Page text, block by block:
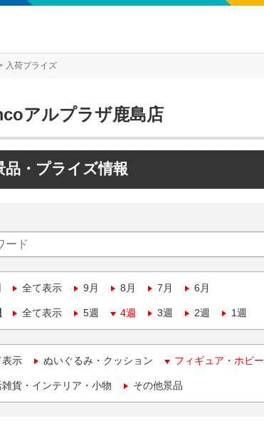
入荷プライズ
アルプラザ鹿島店
品・プライズ情報
全て表示 9月 8月 7月 6月
全て表示 5週 4週 3週 2週 1週
表示 ぬいぐるみ・クッション フィギュア・ホビー
貨・インテリア・小物 その他景品